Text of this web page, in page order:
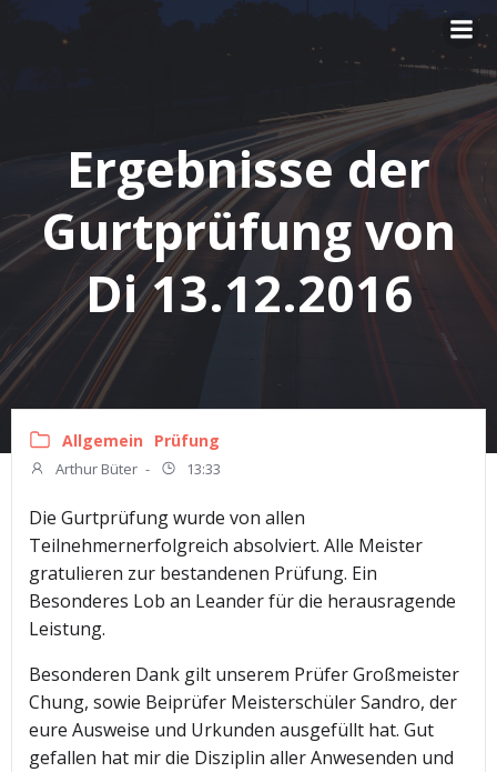
Zum
springen
Ergebnisse der
Gurtprüfung von
Di 13.12.2016
Allgemein Prüfung
Arthur Büter - 13:33
Die Gurtprüfung wurde von allen
Teilnehmernerfolgreich absolviert. Alle Meister
gratulieren zur bestandenen Prüfung. Ein
Besonderes Lob an Leander für die herausragende
Leistung.
Besonderen Dank gilt unserem Prüfer Großmeister
Chung, sowie Beiprüfer Meisterschüler Sandro, der
eure Ausweise und Urkunden ausgefüllt hat. Gut
gefallen hat mir die Disziplin aller Anwesenden und